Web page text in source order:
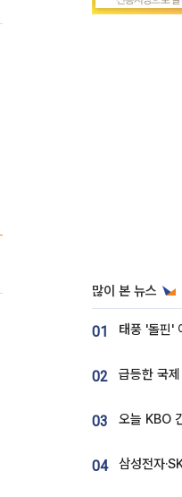
많이 본 뉴스
01
02 급등한 국
03
04